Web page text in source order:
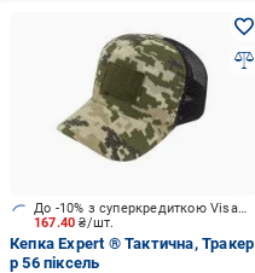
167.40₴/шт.
До -10% з суперкредиткою Visa Вигода
Кепка Expert ® Тактична, Тракер
р 56 піксель